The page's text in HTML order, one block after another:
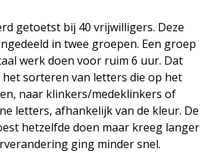
getoetst bij 40 vrijwilligers. Deze
in twee groepen. Een groep
werk doen voor ruim 6 uur. Dat
sorteren van letters die op het
naar klinkers/medeklinkers of
letters, afhankelijk van de kleur. De
hetzelfde doen maar kreeg langer
ging minder snel.